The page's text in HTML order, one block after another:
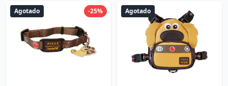
-25%
Agotado Agotado